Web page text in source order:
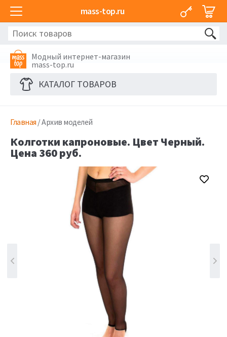
mass-top.ru
Модный интернет-магазин
mass-top.ru
КАТАЛОГ ТОВАРОВ
Главная / Архив моделей
Колготки капроновые. Цвет Черный.
Цена 360 руб.